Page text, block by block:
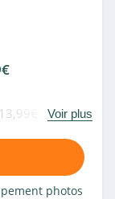
Voir plus
photos